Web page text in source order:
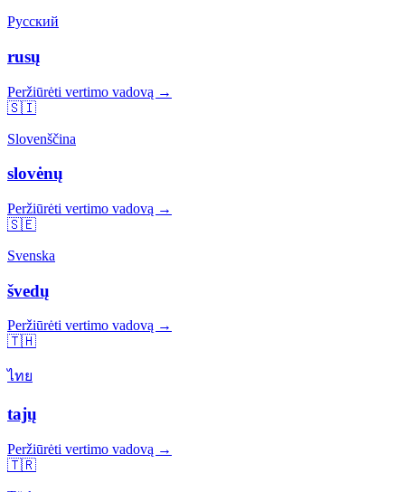
Русский
rusų
Peržiūrėti vertimo vadovą →
🇸🇮
Slovenščina
slovėnų
Peržiūrėti vertimo vadovą →
🇸🇪
Svenska
švedų
Peržiūrėti vertimo vadovą →
🇹🇭
ไทย
tajų
Peržiūrėti vertimo vadovą →
🇹🇷